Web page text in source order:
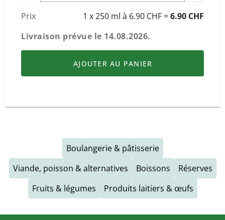
Prix 1 x 250 ml à 6.90 CHF =6.90 CHF
Livraison prévue le 14.08.2026.
AJOUTER AU PANIER
Boulangerie & pâtisserie
Viande, poisson & alternatives
Boissons
Réserves
Fruits & légumes
Produits laitiers & œufs